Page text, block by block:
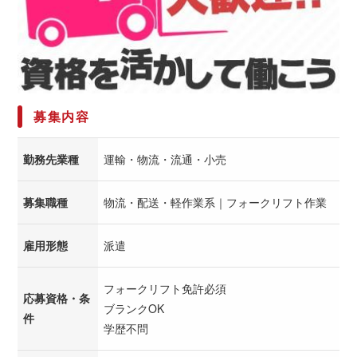
募集内容
勤務先業種 運輸・物流・流通・小売
募集職種 物流・配送・軽作業系｜フォークリフト作業
雇用形態 派遣
応募資格・条
件
フォークリフト免許必須
ブランクOK
学歴不問